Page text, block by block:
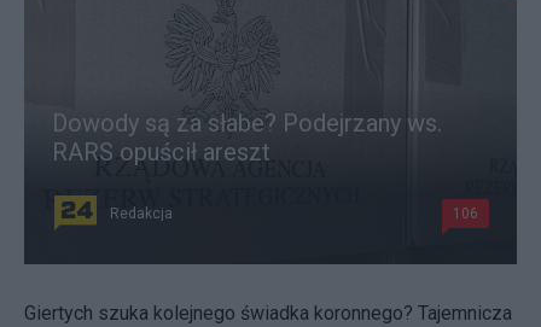
Dowody są za słabe? Podejrzany ws.
RARS opuścił areszt
Redakcja 106
Giertych szuka kolejnego świadka koronnego? Tajemnicza